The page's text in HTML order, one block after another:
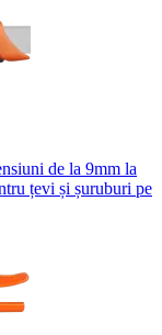
de la 9mm la
țevi și șuruburi pe